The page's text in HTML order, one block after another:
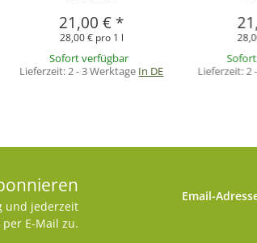
21,00 € *
28,00 € pro 1 l
Sofort verfügbar
Lieferzeit:2 - 3 Werktage In DE
Lieferzeit:2
und jederzeit
E-Mail zu.
Email-